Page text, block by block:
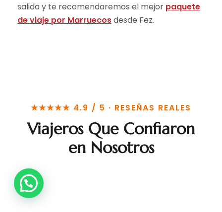
salida y te recomendaremos el mejor paquete
de viaje por Marruecosdesde Fez.
★★★★★ 4.9 / 5 · RESEÑAS REALES
Viajeros Que Confiaron
en Nosotros